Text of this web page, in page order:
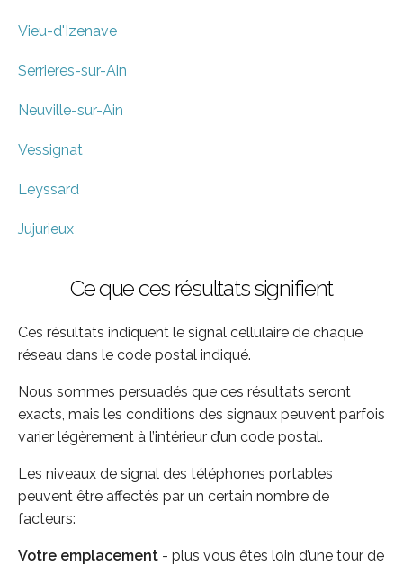
Vieu-d'Izenave
Serrieres-sur-Ain
Neuville-sur-Ain
Vessignat
Leyssard
Jujurieux
Ce que ces résultats signifient
Ces résultats indiquent le signal cellulaire de chaque
réseau dans le code postal indiqué.
Nous sommes persuadés que ces résultats seront
exacts, mais les conditions des signaux peuvent parfois
varier légèrement à l’intérieur d’un code postal.
Les niveaux de signal des téléphones portables
peuvent être affectés par un certain nombre de
facteurs:
Votre emplacement - plus vous êtes loin d’une tour de